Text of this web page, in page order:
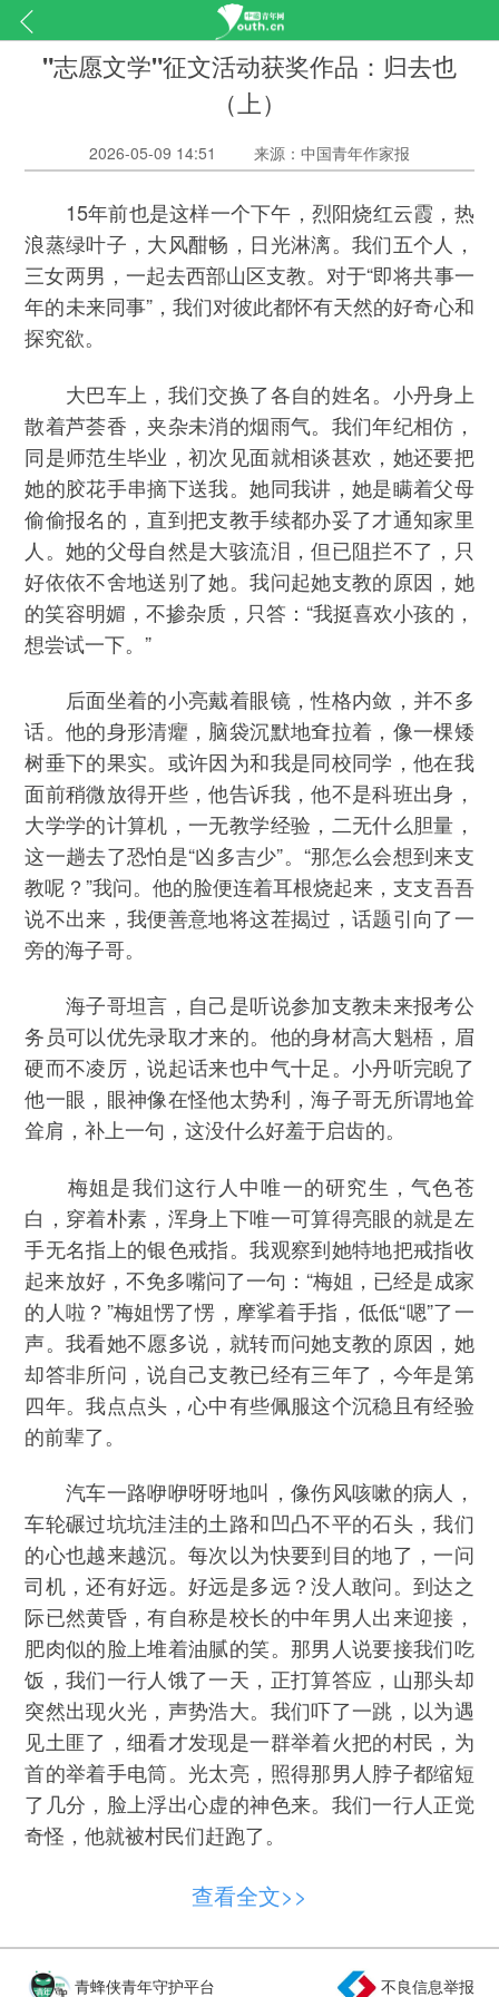
"志愿文学"征文活动获奖作品：归去也
（上）
2026-05-09 14:51 来源：中国青年作家报
15年前也是这样一个下午，烈阳烧红云霞，热
浪蒸绿叶子，大风酣畅，日光淋漓。我们五个人，
三女两男，一起去西部山区支教。对于“即将共事一
年的未来同事”，我们对彼此都怀有天然的好奇心和
探究欲。
大巴车上，我们交换了各自的姓名。小丹身上
散着芦荟香，夹杂未消的烟雨气。我们年纪相仿，
同是师范生毕业，初次见面就相谈甚欢，她还要把
她的胶花手串摘下送我。她同我讲，她是瞒着父母
偷偷报名的，直到把支教手续都办妥了才通知家里
人。她的父母自然是大骇流泪，但已阻拦不了，只
好依依不舍地送别了她。我问起她支教的原因，她
的笑容明媚，不掺杂质，只答：“我挺喜欢小孩的，
想尝试一下。”
后面坐着的小亮戴着眼镜，性格内敛，并不多
话。他的身形清癯，脑袋沉默地耷拉着，像一棵矮
树垂下的果实。或许因为和我是同校同学，他在我
面前稍微放得开些，他告诉我，他不是科班出身，
大学学的计算机，一无教学经验，二无什么胆量，
这一趟去了恐怕是“凶多吉少”。“那怎么会想到来支
教呢？”我问。他的脸便连着耳根烧起来，支支吾吾
说不出来，我便善意地将这茬揭过，话题引向了一
旁的海子哥。
海子哥坦言，自己是听说参加支教未来报考公
务员可以优先录取才来的。他的身材高大魁梧，眉
硬而不凌厉，说起话来也中气十足。小丹听完睨了
他一眼，眼神像在怪他太势利，海子哥无所谓地耸
耸肩，补上一句，这没什么好羞于启齿的。
梅姐是我们这行人中唯一的研究生，气色苍
白，穿着朴素，浑身上下唯一可算得亮眼的就是左
手无名指上的银色戒指。我观察到她特地把戒指收
起来放好，不免多嘴问了一句：“梅姐，已经是成家
的人啦？”梅姐愣了愣，摩挲着手指，低低“嗯”了一
声。我看她不愿多说，就转而问她支教的原因，她
却答非所问，说自己支教已经有三年了，今年是第
四年。我点点头，心中有些佩服这个沉稳且有经验
的前辈了。
汽车一路咿咿呀呀地叫，像伤风咳嗽的病人，
车轮碾过坑坑洼洼的土路和凹凸不平的石头，我们
的心也越来越沉。每次以为快要到目的地了，一问
司机，还有好远。好远是多远？没人敢问。到达之
际已然黄昏，有自称是校长的中年男人出来迎接，
肥肉似的脸上堆着油腻的笑。那男人说要接我们吃
饭，我们一行人饿了一天，正打算答应，山那头却
突然出现火光，声势浩大。我们吓了一跳，以为遇
见土匪了，细看才发现是一群举着火把的村民，为
首的举着手电筒。光太亮，照得那男人脖子都缩短
了几分，脸上浮出心虚的神色来。我们一行人正觉
奇怪，他就被村民们赶跑了。
举着手电筒的人清了清嗓子，走过来道歉，操
人是村党支部书记。他解释说，那男人确实是校
长，不过是前校长了，从前也有支教队来这里，他
查看全文>>
青蜂侠青年守护平台 不良信息举报